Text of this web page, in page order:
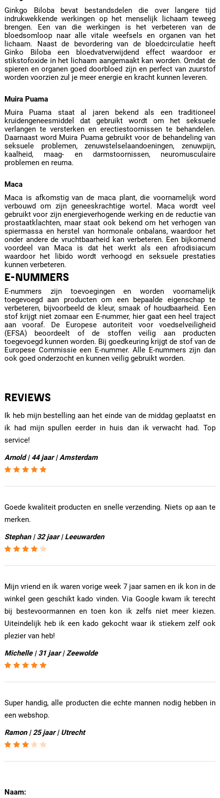
Ginkgo Biloba bevat bestandsdelen die over langere tijd
indrukwekkende werkingen op het menselijk lichaam teweeg
brengen. Een van die werkingen is het verbeteren van de
bloedsomloop naar alle vitale weefsels en organen van het
lichaam. Naast de bevordering van de bloedcirculatie heeft
Ginko Biloba een bloedvatverwijdend effect waardoor er
stikstofoxide in het lichaam aangemaakt kan worden. Omdat de
spieren en organen goed doorbloed zijn en perfect van zuurstof
worden voorzien zul je meer energie en kracht kunnen leveren.
Muira Puama
Muira Puama staat al jaren bekend als een traditioneel
kruidengeneesmiddel dat gebruikt wordt om het seksuele
verlangen te versterken en erectiestoornissen te behandelen.
Daarnaast word Muira Puama gebruikt voor de behandeling van
seksuele problemen, zenuwstelselaandoeningen, zenuwpijn,
kaalheid, maag- en darmstoornissen, neuromusculaire
problemen en reuma.
Maca
Maca is afkomstig van de maca plant, die voornamelijk word
verbouwd om zijn geneeskrachtige wortel. Maca wordt veel
gebruikt voor zijn energieverhogende werking en de reductie van
prostaatklachten, maar staat ook bekend om het verhogen van
spiermassa en herstel van hormonale onbalans, waardoor het
onder andere de vruchtbaarheid kan verbeteren. Een bijkomend
voordeel van Maca is dat het werkt als een afrodisiacum
waardoor het libido wordt verhoogd en seksuele prestaties
kunnen verbeteren.
E-NUMMERS
E-nummers zijn toevoegingen en worden voornamelijk
toegevoegd aan producten om een bepaalde eigenschap te
verbeteren, bijvoorbeeld de kleur, smaak of houdbaarheid. Een
stof krijgt niet zomaar een E-nummer, hier gaat een heel traject
aan vooraf. De Europese autoriteit voor voedselveiligheid
(EFSA) beoordeelt of de stoffen veilig aan producten
toegevoegd kunnen worden. Bij goedkeuring krijgt de stof van de
Europese Commissie een E-nummer. Alle E-nummers zijn dan
ook goed onderzocht en kunnen veilig gebruikt worden.
REVIEWS
Ik heb mijn bestelling aan het einde van de middag geplaatst en
ik had mijn spullen eerder in huis dan ik verwacht had. Top
service!
Arnold | 44 jaar | Amsterdam
Goede kwaliteit producten en snelle verzending. Niets op aan te
merken.
Stephan | 32 jaar | Leeuwarden
Mijn vriend en ik waren vorige week 7 jaar samen en ik kon in de
winkel geen geschikt kado vinden. Via Google kwam ik terecht
bij bestevoormannen en toen kon ik zelfs niet meer kiezen.
Uiteindelijk heb ik een kado gekocht waar ik stiekem zelf ook
plezier van heb!
Michelle | 31 jaar | Zeewolde
Super handig, alle producten die echte mannen nodig hebben in
een webshop.
Ramon | 25 jaar | Utrecht
Naam: